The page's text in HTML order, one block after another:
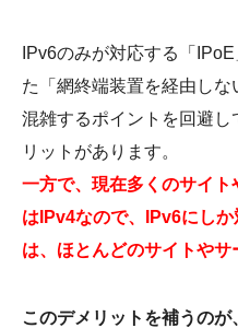
IPv6のみが対応する「
た「網終端装置を経由しな
混雑するポイントを回避し
リットがあります。
一方で、現在多くのサイ
はIPv4なので、IPv6にし
は、ほとんどのサイトやサ
このデメリットを補うの